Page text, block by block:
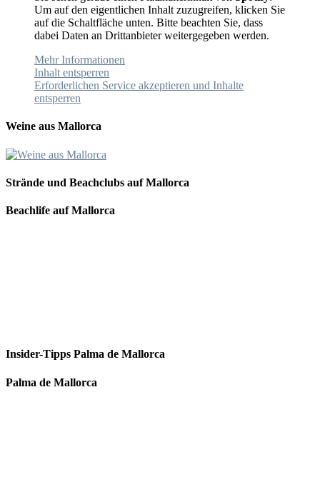
Um auf den eigentlichen Inhalt zuzugreifen, klicken Sie
auf die Schaltfläche unten. Bitte beachten Sie, dass
dabei Daten an Drittanbieter weitergegeben werden.
Mehr Informationen
Inhalt entsperren
Erforderlichen Service akzeptieren und Inhalte
entsperren
Weine aus Mallorca
Strände und Beachclubs auf Mallorca
Beachlife auf Mallorca
Insider-Tipps Palma de Mallorca
Palma de Mallorca